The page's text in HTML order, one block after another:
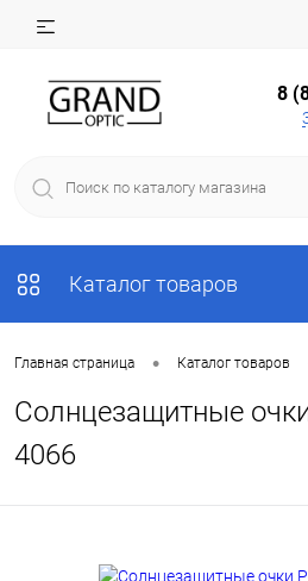
8
Каталог товаров
Главная страница • Каталог товаров
Солнцезащитные
4066